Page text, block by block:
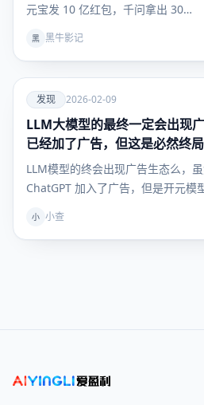
元宝发 10 亿红包，千问拿出 30…
黑 黑牛影记
爱
发现
发现 2026-02-09
LLM大模型的最终一定会出现
已经加了广告，但这是必然终局
LLM模型的终会出现广告生态么，
ChatGPT 加入了广告，但是开元模
小 小查